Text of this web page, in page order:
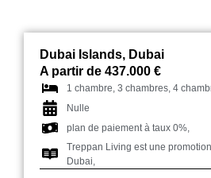
Dubai Islands, Dubai
A partir de 437.000 €
1 chambre, 3 chambres, 4
Nulle
plan de paiement à taux 0%,
Treppan Living est une
Dubai,